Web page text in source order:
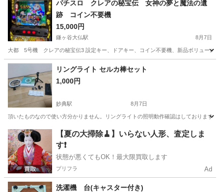
パチスロ クレアの秘宝伝 女神の夢と魔法の遺
跡 コイン不要機
15,000円
鎌ヶ谷大仏駅 8月7日
大都 5号機 クレアの秘宝伝3 設定キー、ドアキー、コイン不要機、新品ボリューム
千葉 鎌ケ谷市 鎌ヶ谷大仏駅 その他 クレアの秘宝伝
リングライト セルカ棒セット
1,000円
妙典駅 8月7日
頂いたものなので使い方分かりません。リングライトの照明動作確認はしております
千葉 市川市 妙典駅 その他
【夏の大掃除🧹】いらない人形、査定しま
す❗️
状態が悪くてもOK！最大限買取します
プリフラ Ad
洗濯機 台(キャスター付き)